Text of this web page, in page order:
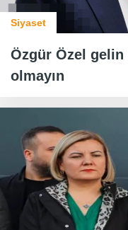
Siyaset
Özgür Özel
olmayın